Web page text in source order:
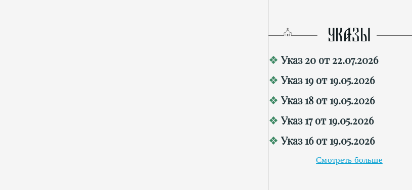
УКАЗЫ
Указ 20 от 22.07.2026
Указ 19 от 19.05.2026
Указ 18 от 19.05.2026
Указ 17 от 19.05.2026
Указ 16 от 19.05.2026
Смотреть больше